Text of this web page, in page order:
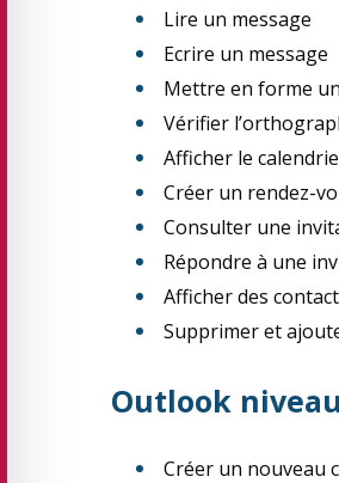
Lire un message
Ecrire un message
Mettre en forme
Vérifier
Afficher le
Créer un rendez-
Consulter une
Répondre à une
Afficher des
Supprimer et
Outlook
Créer un nouveau